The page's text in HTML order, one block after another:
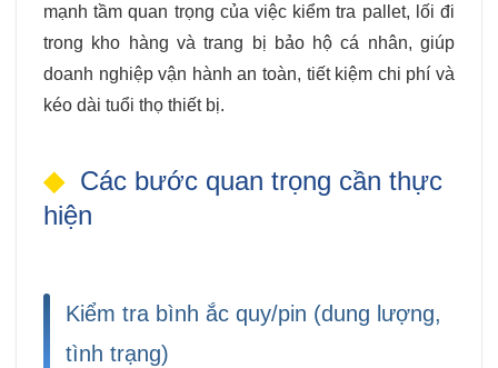
mạnh tầm quan trọng của việc kiểm tra pallet, lối đi
trong kho hàng và trang bị bảo hộ cá nhân, giúp
doanh nghiệp vận hành an toàn, tiết kiệm chi phí và
kéo dài tuổi thọ thiết bị.
Các bước quan trọng cần thực
hiện
Kiểm tra bình ắc quy/pin (dung lượng,
tình trạng)